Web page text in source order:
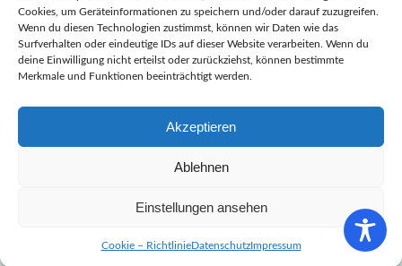
Cookies, um Geräteinformationen zu speichern und/oder darauf zuzugreifen.
Wenn du diesen Technologien zustimmst, können wir Daten wie das
Surfverhalten oder eindeutige IDs auf dieser Website verarbeiten. Wenn du
deine Einwilligung nicht erteilst oder zurückziehst, können bestimmte
Merkmale und Funktionen beeinträchtigt werden.
Akzeptieren
Ablehnen
Einstellungen ansehen
Cookie – RichtlinieDatenschutzImpressum
© BASISDEMOKRATISCHE PARTEI DEUTSCHLAND *
LANDESVERBAND SACHSEN
LANDESVERBAND
SACHSEN | DIEBASIS
BASISDEMOKRATISCHE PARTEI DEUTSCHLAND –